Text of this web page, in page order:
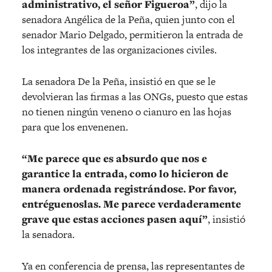
administrativo, el señor Figueroa”, dijo la
senadora Angélica de la Peña, quien junto con el
senador Mario Delgado, permitieron la entrada de
los integrantes de las organizaciones civiles.
La senadora De la Peña, insistió en que se le
devolvieran las firmas a las ONGs, puesto que estas
no tienen ningún veneno o cianuro en las hojas
para que los envenenen.
“Me parece que es absurdo que nos e
garantice la entrada, como lo hicieron de
manera ordenada registrándose. Por favor,
entréguenoslas. Me parece verdaderamente
grave que estas acciones pasen aquí”, insistió
la senadora.
Ya en conferencia de prensa, las representantes de